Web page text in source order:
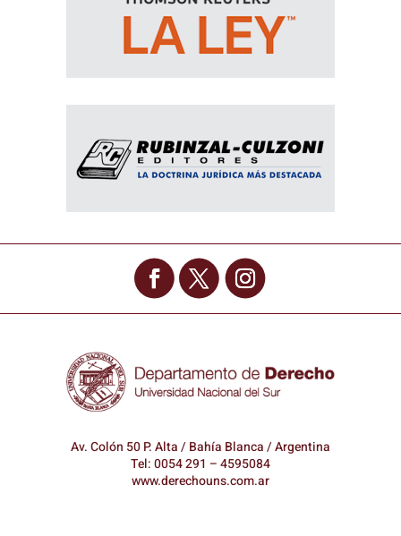
Av. Colón 50 P. Alta / Bahía Blanca / Argentina
Tel: 0054 291 – 4595084
www.derechouns.com.ar